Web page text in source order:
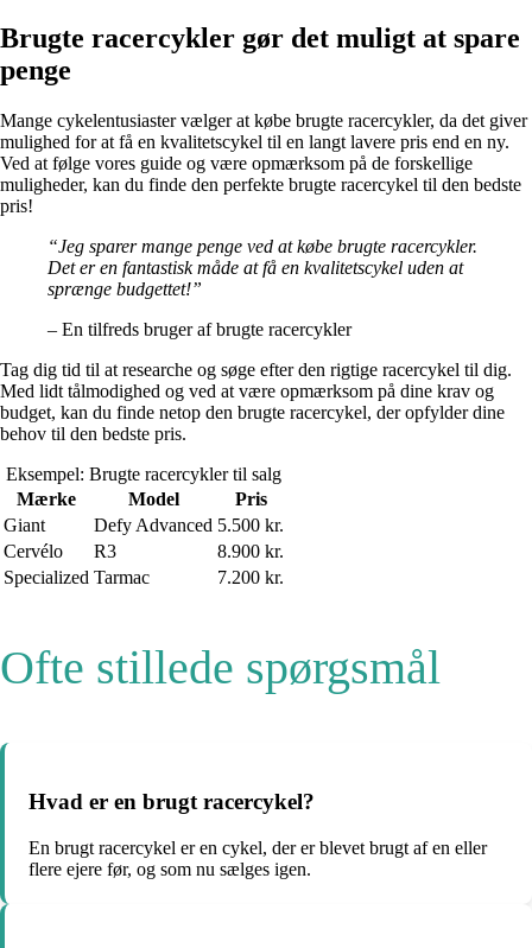
Brugte racercykler gør det muligt at spare
penge
Mange cykelentusiaster vælger at købe brugte racercykler, da det giver
mulighed for at få en kvalitetscykel til en langt lavere pris end en ny.
Ved at følge vores guide og være opmærksom på de forskellige
muligheder, kan du finde den perfekte brugte racercykel til den bedste
pris!
“Jeg sparer mange penge ved at købe brugte racercykler.
Det er en fantastisk måde at få en kvalitetscykel uden at
sprænge budgettet!”
– En tilfreds bruger af brugte racercykler
Tag dig tid til at researche og søge efter den rigtige racercykel til dig.
Med lidt tålmodighed og ved at være opmærksom på dine krav og
budget, kan du finde netop den brugte racercykel, der opfylder dine
behov til den bedste pris.
Eksempel: Brugte racercykler til salg
Mærke
Model
Pris
Giant
Defy Advanced 5.500 kr.
Cervélo
R3
8.900 kr.
Specialized Tarmac 7.200 kr.
Ofte stillede spørgsmål
Hvad er en brugt racercykel?
En brugt racercykel er en cykel, der er blevet brugt af en eller
flere ejere før, og som nu sælges igen.